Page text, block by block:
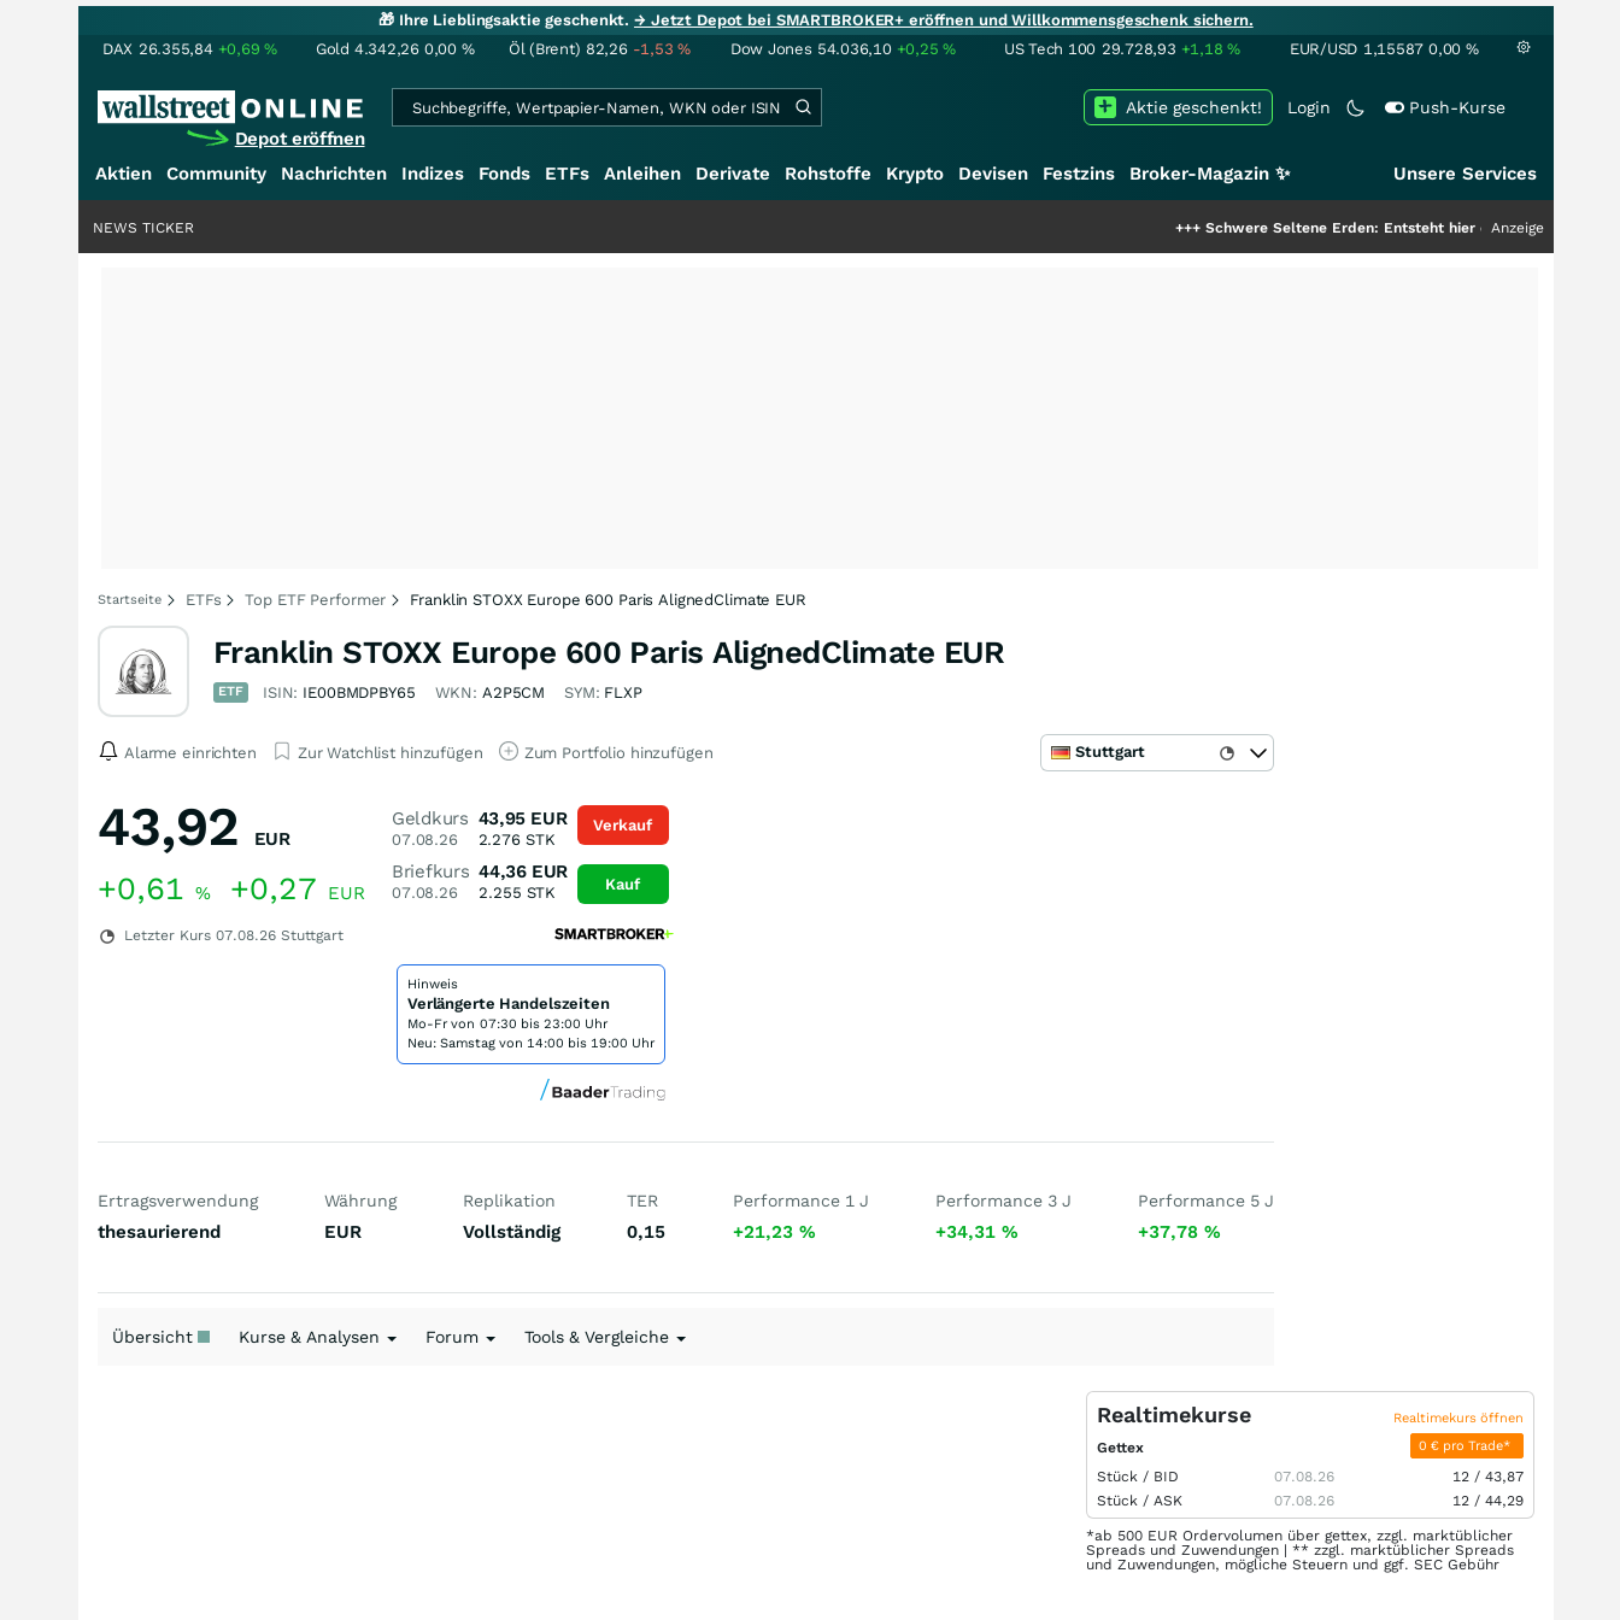
🎁 Ihre Lieblingsaktie geschenkt.→ Jetzt Depot bei SMARTBROKER+ eröffnen und Willkommensgeschenk sichern.
DAX 26.355,84 +0,69% Gold 4.342,26 0,00 % Öl (Brent) 82,26 -1,53% Dow Jones 54.036,10 +0,25% US Tech 100 29.728,93 +1,18% EUR/USD 1,15587 0,00 %
Depot eröffnen
Login Push-Kurse
Aktie geschenkt!
Aktien Community Nachrichten Indizes Fonds ETFs Anleihen Derivate Rohstoffe Krypto Devisen Festzins Broker-Magazin ✨ Unsere Services
Schwere Seltene Erden: Entsteht hier die nächste Milliardenstory?
Anzeige
NEWS TICKER
Startseite ETFs Top ETF Performer Franklin STOXX Europe 600 Paris AlignedClimate EUR
Franklin STOXX Europe 600 Paris AlignedClimate EUR
ETF ISIN: IE00BMDPBY65 WKN: A2P5CM SYM: FLXP
Alarme einrichten Zur Watchlist hinzufügen Zum Portfolio hinzufügen Stuttgart
43,92 EUR
+0,61 % +0,27 EUR
Letzter Kurs 07.08.26 Stuttgart
Geldkurs
07.08.26
43,95 EUR
2.276STK
Briefkurs
07.08.26
44,36 EUR
2.255 STK
Verkauf
Kauf
Hinweis
Verlängerte Handelszeiten
Mo-Fr von 07:30 bis 23:00 Uhr
Neu: Samstag von 14:00 bis 19:00 Uhr
Ertragsverwendung
thesaurierend
Währung
EUR
Replikation
Vollständig
TER
0,15
Performance 1 J
+21,23 %
Performance 3 J
+34,31 %
Performance 5 J
+37,78 %
Übersicht Kurse & Analysen Forum Tools & Vergleiche
Realtimekurse Realtimekurs öffnen
Gettex 0 € pro Trade*
Stück / BID 07.08.26 12 / 43,87
Stück / ASK 07.08.26 12 / 44,29
*ab 500 EUR Ordervolumen über gettex, zzgl. marktüblicher
Spreads und Zuwendungen | ** zzgl. marktüblicher Spreads
und Zuwendungen, mögliche Steuern und ggf. SEC Gebühr